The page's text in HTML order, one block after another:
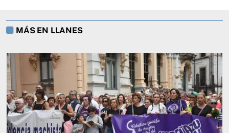
MÁS EN LLANES